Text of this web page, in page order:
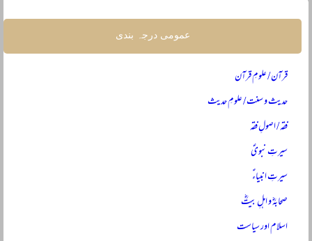
عمومی درجہ بندی
قرآن / علومِ قرآن
حدیث و سنت / علومِ حدیث
فقہ / اصولِ فقہ
سیرتِ نبویؐ
سیرتِ انبیاءؑ
صحابہؓ و اہلِ بیتؓ
اسلام اور سیاست